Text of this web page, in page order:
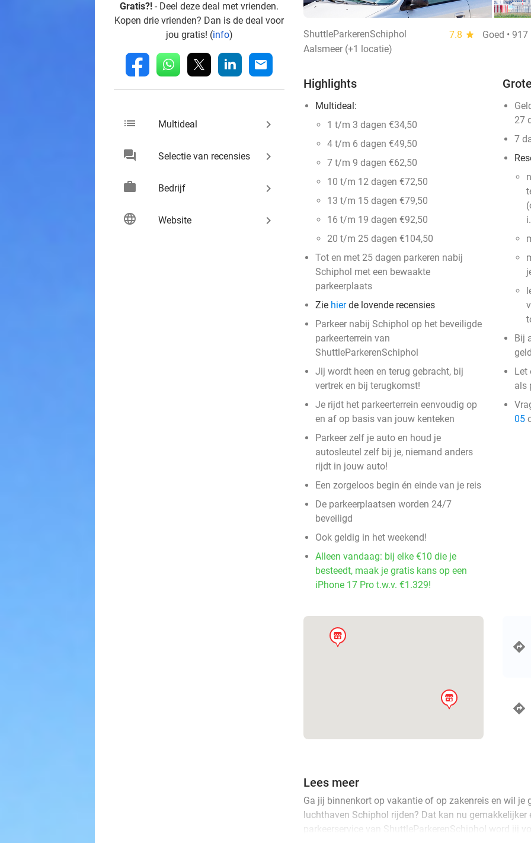
Gratis?! - Deel deze deal met vrienden.
Kopen drie vrienden? Dan is de deal voor
jou gratis! (info)
fb whatsapp linkedin mail
list Multideal keyboard_arrow_right
chat Selectie van recensies keyboard_arrow_right
work Bedrijf keyboard_arrow_right
language Website keyboard_arrow_right
ShuttleParkerenSchiphol 7.8 star
Goed •
Aalsmeer (+1 locatie)
Highlights
Multideal:
1 t/m 3 dagen €34,50
4 t/m 6 dagen €49,50
7 t/m 9 dagen €62,50
10 t/m 12 dagen €72,50
13 t/m 15 dagen €79,50
16 t/m 19 dagen €92,50
20 t/m 25 dagen €104,50
Tot en met 25 dagen parkeren nabij
Schiphol met een bewaakte
parkeerplaats
Zie hierde lovende recensies
Parkeer nabij Schiphol op het beveiligde
parkeerterrein van
ShuttleParkerenSchiphol
Jij wordt heen en terug gebracht, bij
vertrek en bij terugkomst!
Je rijdt het parkeerterrein eenvoudig op
en af op basis van jouw kenteken
Parkeer zelf je auto en houd je
autosleutel zelf bij je, niemand anders
rijdt in jouw auto!
Een zorgeloos begin én einde van je reis
De parkeerplaatsen worden 24/7
beveiligd
Ook geldig in het weekend!
Alleen vandaag: bij elke €10 die je
besteedt, maak je gratis kans op een
iPhone 17 Pro t.w.v. €1.329!
27
7
Bij
Let
als
05
store
store
Lees meer
Ga jij binnenkort op vakantie of op zakenreis en wil je
luchthaven Schiphol rijden? Dat kan nu
parkeerservice van ShuttleParkerenSchiphol word jij